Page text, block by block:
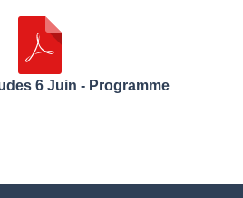
6 Juin - Programme